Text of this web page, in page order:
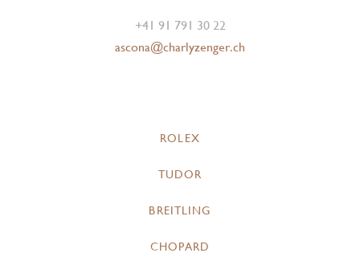
+41 91 791 30 22
ascona@charlyzenger.ch
ROLEX
TUDOR
BREITLING
CHOPARD